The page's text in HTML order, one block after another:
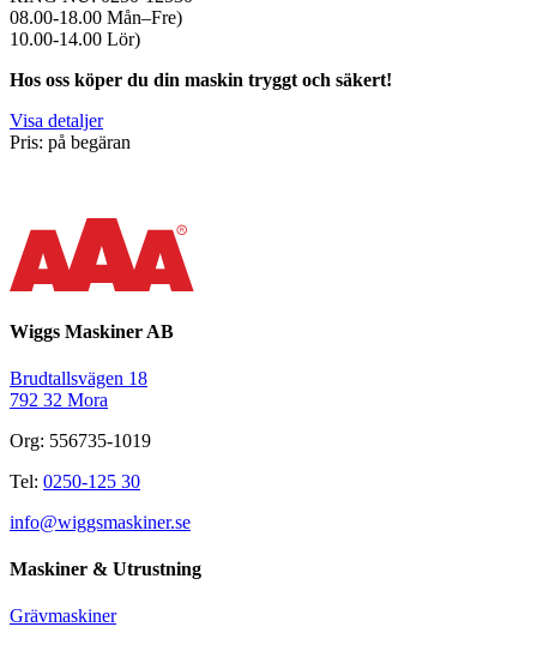
08.00-18.00 Mån–Fre)
10.00-14.00 Lör)
Hos oss köper du din maskin tryggt och säkert!
Visa detaljer
Pris: på begäran
Wiggs Maskiner AB
Brudtallsvägen 18
792 32 Mora
Org: 556735-1019
Tel: 0250-125 30
info@wiggsmaskiner.se
Maskiner & Utrustning
Grävmaskiner